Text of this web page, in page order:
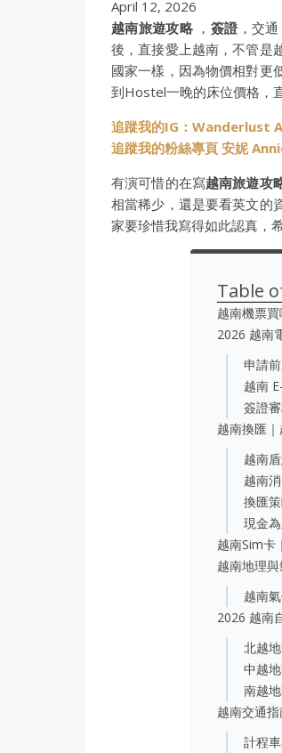
April 12, 2026
越南旅遊攻略 ， 簽證 ，交通
後，直接愛上越南，不管是
國家一樣，因為物價相對更
到Hostel一晚的床位價格，
追蹤我的IG：Wanderlust
追蹤我的粉絲專頁 安妮
有演可惜的在寫越南旅遊攻
相當稀少，還是要看英文的
家要珍惜我寫得如此認真，
Table
越南機票買
2026 越南
申請
越南
簽證
越南換匯
越南
越南
換匯
現金
越南Sim卡
越南地理
越南
2026 越南
北越
中越
南越
越南交通指
計程